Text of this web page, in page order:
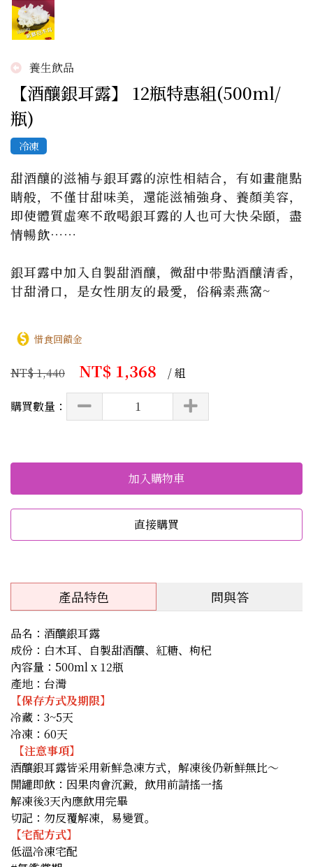
養生飲品
【酒釀銀耳露】 12瓶特惠組(500ml/
瓶)
冷凍
甜酒釀的滋補与銀耳露的涼性相結合，有如畫龍點
睛般，不僅甘甜味美，還能滋補強身、養顏美容，
即使體質虛寒不敢喝銀耳露的人也可大快朵頤，盡
情暢飲……
銀耳露中加入自製甜酒釀，微甜中带點酒釀清香，
甘甜滑口，是女性朋友的最愛，俗稱素燕窩~
惜食回饋金
NT$ 1,440 NT$ 1,368 / 組
購買數量：
加入購物車
直接購買
產品特色 問與答
品名：酒釀銀耳露
成份：白木耳、自製甜酒釀、紅糖、枸杞
內容量：500ml x 12瓶
產地：台灣
【保存方式及期限】
冷藏：3~5天
冷凍：60天
【注意事項】
酒釀銀耳露皆采用新鮮急凍方式，解凍後仍新鮮無比～
開罐即飲：因果肉會沉澱，飲用前請搖一搖
解凍後3天內應飲用完畢
切記：勿反覆解凍，易變質。
【宅配方式】
低溫冷凍宅配